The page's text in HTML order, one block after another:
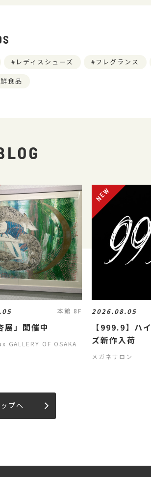
レディスシューズ フレグランス
食品
本館 8F
展」開催中
GALLERY OF OSAKA
2026.08.05
【999.9】ハ
ズ新作入荷
メガネサロン
プへ